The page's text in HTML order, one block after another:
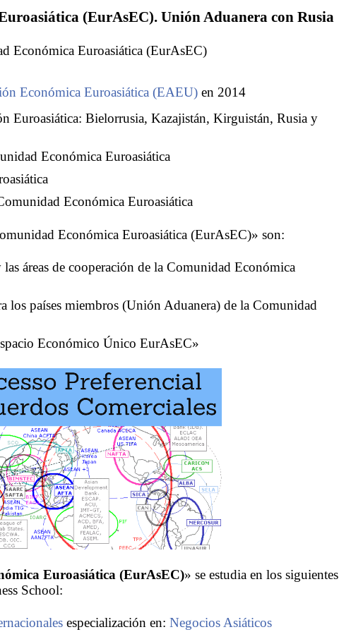
(EurAsEC). Unión Aduanera con Rusia
Económica Euroasiática (EurAsEC)
Económica Euroasiática (EAEU) en 2014
Euroasiática: Bielorrusia, Kazajistán, Kirguistán, Rusia y
Económica Euroasiática
Económica Euroasiática
Económica Euroasiática (EurAsEC)» son:
áreas de cooperación de la Comunidad Económica
los países miembros (Unión Aduanera) de la Comunidad
Económico Único EurAsEC»
Euroasiática (EurAsEC)» se estudia en los siguientes
School:
especialización en: Negocios Asiáticos